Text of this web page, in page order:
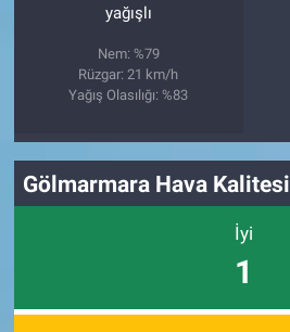
yağışlı
Nem: %79
Rüzgar: 21 km/h
Yağış Olasılığı: %83
Gölmarmara Hava Kalitesi
İyi
1